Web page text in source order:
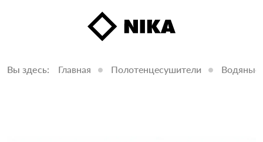
Вы здесь: Главная Полотенцесушители Водяные